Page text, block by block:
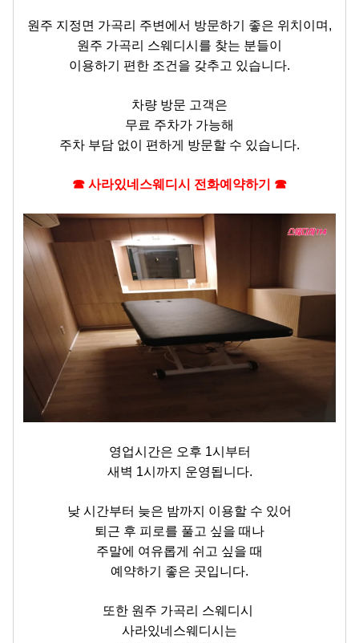
원주 지정면 가곡리 주변에서 방문하기 좋은 위치이며,
원주 가곡리 스웨디시를 찾는 분들이
이용하기 편한 조건을 갖추고 있습니다.
차량 방문 고객은
무료 주차가 가능해
주차 부담 없이 편하게 방문할 수 있습니다.
☎ 사라있네스웨디시 전화예약하기 ☎
영업시간은 오후 1시부터
새벽 1시까지 운영됩니다.
낮 시간부터 늦은 밤까지 이용할 수 있어
퇴근 후 피로를 풀고 싶을 때나
주말에 여유롭게 쉬고 싶을 때
예약하기 좋은 곳입니다.
또한 원주 가곡리 스웨디시
사라있네스웨디시는